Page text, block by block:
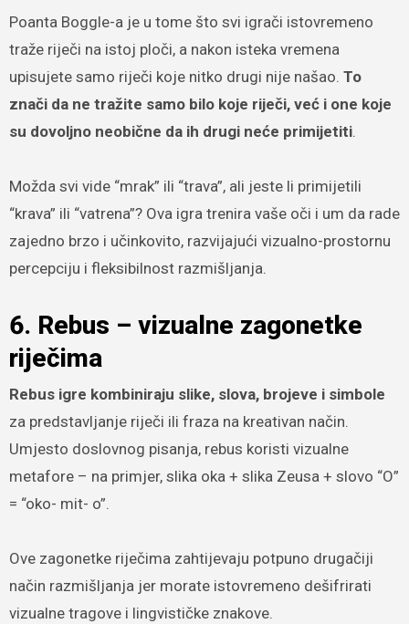
Poanta Boggle-a je u tome što svi igrači istovremeno
traže riječi na istoj ploči, a nakon isteka vremena
upisujete samo riječi koje nitko drugi nije našao. To
znači da ne tražite samo bilo koje riječi, već i one koje
su dovoljno neobične da ih drugi neće primijetiti.
Možda svi vide “mrak” ili “trava”, ali jeste li primijetili
“krava” ili “vatrena”? Ova igra trenira vaše oči i um da rade
zajedno brzo i učinkovito, razvijajući vizualno-prostornu
percepciju i fleksibilnost razmišljanja.
6. Rebus – vizualne zagonetke
riječima
Rebus igre kombiniraju slike, slova, brojeve i simbole
za predstavljanje riječi ili fraza na kreativan način.
Umjesto doslovnog pisanja, rebus koristi vizualne
metafore – na primjer, slika oka + slika Zeusa + slovo “O”
= “oko- mit- o”.
Ove zagonetke riječima zahtijevaju potpuno drugačiji
način razmišljanja jer morate istovremeno dešifrirati
vizualne tragove i lingvističke znakove.